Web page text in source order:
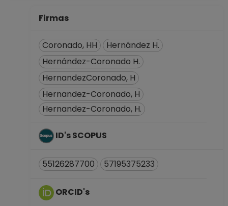
Estudios de
Posgrado
Desde 01-10-2008
hasta 15-03-2009
AYUDANTE
PROFESOR B TP No
Definitivo
hasta 31-12-2008
Firmas
Coronado, HH
Hernández H.
Hernández-Coronado H.
HernandezCoronado, H
Hernandez-Coronado, H
Hernandez-Coronado, H.
ID's SCOPUS
55126287700 57195375233
ORCID's